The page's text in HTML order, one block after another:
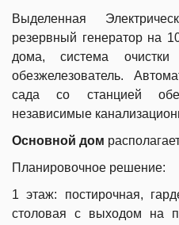
Выделенная
резервный генератор на
дома, система очистки
обезжелезователь.
сада со станцией
независимые
Основной дом
Планировочное решение:
1 этаж: постирочная,
столовая с выходом на